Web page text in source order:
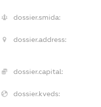
dossier.smida:
dossier.address:
dossier.capital:
dossier.kveds: